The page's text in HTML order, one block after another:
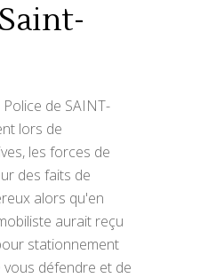
de SAINT-
lors de
les forces de
des faits de
alors qu'en
aurait reçu
stationnement
vous défendre et de